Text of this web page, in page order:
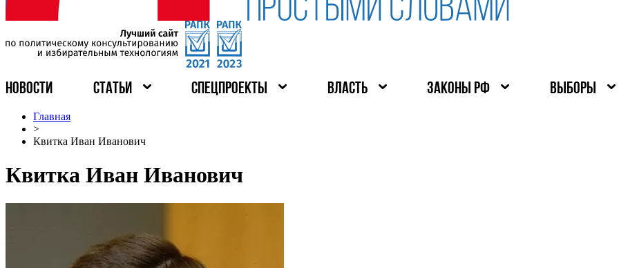
НОВОСТИ СТАТЬИ СПЕЦПРОЕКТЫ ВЛАСТЬ ЗАКОНЫ РФ ВЫБОРЫ
Главная
>
Квитка Иван Иванович
Квитка Иван Иванович